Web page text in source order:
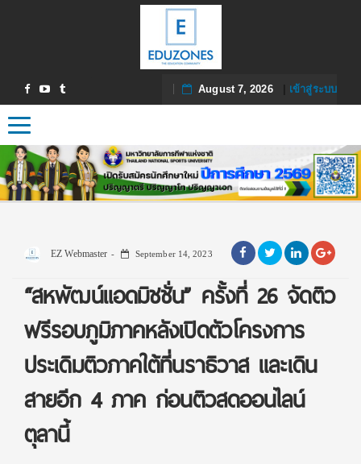
August 7, 2026| เข้าสู่ระบบ
Toggle navigation
EZ Webmaster September 14, 2023
“สหพัฒน์แอดมิชชั่น” ครั้งที่ 26 จัดติว
ฟรีรอบภูมิภาคหลังเปิดตัวโครงการ
ประเดิมติวภาคใต้ที่นราธิวาส และเดิน
สายอีก 4 ภาค ก่อนติวสดออนไลน์
ตุลานี้